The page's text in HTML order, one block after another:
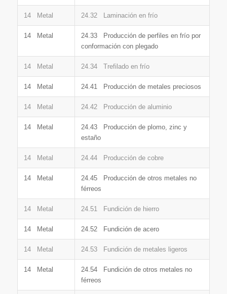
14 Metal 24.32 Laminación en frío
14 Metal
24.33 Producción de perfiles en frío por
conformación con plegado
14 Metal 24.34 Trefilado en frío
14 Metal 24.41 Producción de metales preciosos
14 Metal 24.42 Producción de aluminio
14 Metal
24.43 Producción de plomo, zinc y
estaño
14 Metal 24.44 Producción de cobre
14 Metal
24.45 Producción de otros metales no
férreos
14 Metal 24.51 Fundición de hierro
14 Metal 24.52 Fundición de acero
14 Metal 24.53 Fundición de metales ligeros
14 Metal
24.54 Fundición de otros metales no
férreos